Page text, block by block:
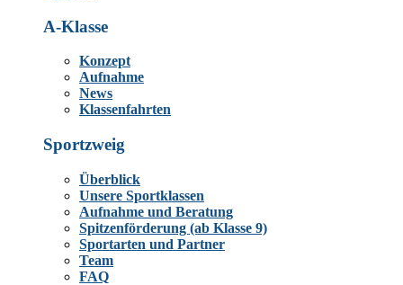
A-Klasse
Konzept
Aufnahme
News
Klassenfahrten
Sportzweig
Überblick
Unsere Sportklassen
Aufnahme und Beratung
Spitzenförderung (ab Klasse 9)
Sportarten und Partner
Team
FAQ